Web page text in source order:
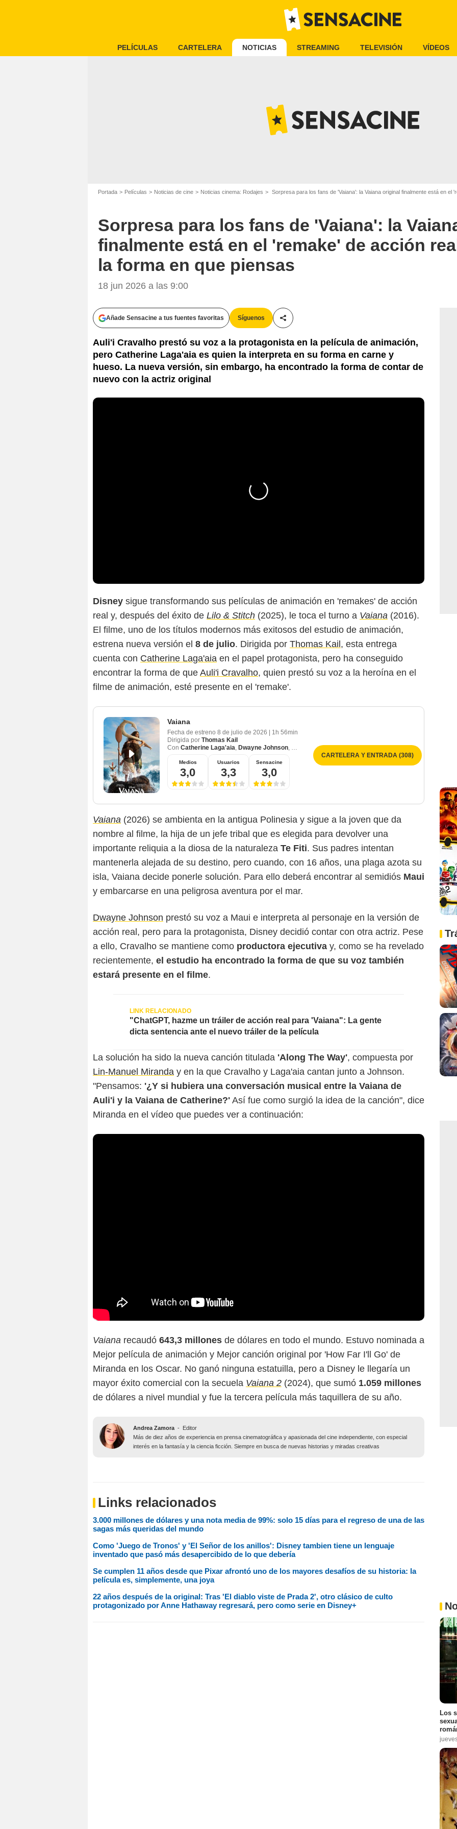
PELÍCULAS CARTELERA NOTICIAS STREAMING TELEVISIÓN VÍDEOS
Portada Películas Noticias de cine Noticias cinema: Rodajes Sorpresa para los fans de 'Vaiana': la Vaiana original finalmente está en el
Sorpresa para los fans de 'Vaiana': la
finalmente está en el 'remake' de acción
la forma en que piensas
18 jun 2026 a las 9:00
Añade Sensacine a tus fuentes favoritas Síguenos
Compartir esta noticia
Auli'i Cravalho prestó su voz a la protagonista en la película de animación,
pero Catherine Laga'aia es quien la interpreta en su forma en carne y
hueso. La nueva versión, sin embargo, ha encontrado la forma de contar de
nuevo con la actriz original
Disney sigue transformando sus películas de animación en 'remakes' de acción
real y, después del éxito de Lilo & Stitch (2025), le toca el turno a Vaiana (2016).
El filme, uno de los títulos modernos más exitosos del estudio de animación,
estrena nueva versión el 8 de julio. Dirigida por Thomas Kail , esta entrega
cuenta con Catherine Laga'aia en el papel protagonista, pero ha conseguido
encontrar la forma de que Auli'i Cravalho, quien prestó su voz a la heroína en el
filme de animación, esté presente en el 'remake'.
Vaiana
Fecha de estreno 8 de julio de 2026
1h 56min
Dirigida por Thomas Kail
Con Catherine Laga'aia, Dwayne Johnson, Rena Owen
Medios
3,0
Usuarios
3,3
Sensacine
3,0
CARTELERA Y ENTRADA (308)
Vaiana (2026) se ambienta en la antigua Polinesia y sigue a la joven que da
nombre al filme, la hija de un jefe tribal que es elegida para devolver una
importante reliquia a la diosa de la naturaleza Te Fiti. Sus padres intentan
mantenerla alejada de su destino, pero cuando, con 16 años, una plaga azota su
isla, Vaiana decide ponerle solución. Para ello deberá encontrar al semidiós Maui
y embarcarse en una peligrosa aventura por el mar.
Dwayne Johnson prestó su voz a Maui e interpreta al personaje en la versión de
acción real, pero para la protagonista, Disney decidió contar con otra actriz. Pese
a ello, Cravalho se mantiene como productora ejecutiva y, como se ha revelado
recientemente, el estudio ha encontrado la forma de que su voz también
estará presente en el filme.
"ChatGPT, hazme un tráiler de acción real para 'Vaiana": La gente
dicta sentencia ante el nuevo tráiler de la película
La solución ha sido la nueva canción titulada 'Along The Way', compuesta por
Lin-Manuel Miranda y en la que Cravalho y Laga'aia cantan junto a Johnson.
"Pensamos: '¿Y si hubiera una conversación musical entre la Vaiana de
Auli'i y la Vaiana de Catherine?' Así fue como surgió la idea de la canción", dice
Miranda en el vídeo que puedes ver a continuación:
Vaiana recaudó 643,3 millones de dólares en todo el mundo. Estuvo nominada a
Mejor película de animación y Mejor canción original por 'How Far I'll Go' de
Miranda en los Oscar. No ganó ninguna estatuilla, pero a Disney le llegaría un
mayor éxito comercial con la secuela Vaiana 2 (2024), que sumó 1.059 millones
de dólares a nivel mundial y fue la tercera película más taquillera de su año.
Andrea Zamora - Editor
Más de diez años de experiencia en prensa cinematográfica y apasionada del cine independiente, con especial
interés en la fantasía y la ciencia ficción. Siempre en busca de nuevas historias y miradas creativas
Links relacionados
3.000 millones de dólares y una nota media de 99%: solo 15 días para el regreso de una de las
sagas más queridas del mundo
Como 'Juego de Tronos' y 'El Señor de los anillos': Disney tambien tiene un lenguaje
inventado que pasó más desapercibido de lo que debería
Se cumplen 11 años desde que Pixar afrontó uno de los mayores desafíos de su historia: la
película es, simplemente, una joya
22 años después de la original: Tras 'El diablo viste de Prada 2', otro clásico de culto
protagonizado por Anne Hathaway regresará, pero como serie en Disney+
Los